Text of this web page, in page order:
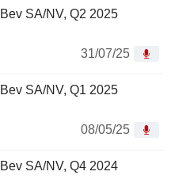
SA/NV, Q2 2025
31/07/25
SA/NV, Q1 2025
08/05/25
SA/NV, Q4 2024